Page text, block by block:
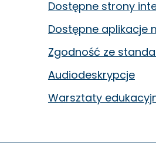
Dostępne strony
Dostępne aplikacje
Zgodność ze
Audiodeskrypcje
Warsztaty